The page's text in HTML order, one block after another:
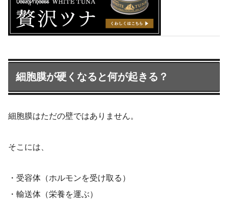
細胞膜が硬くなると何が起きる？
細胞膜はただの壁ではありません。
そこには、
・受容体（ホルモンを受け取る）
・輸送体（栄養を運ぶ）